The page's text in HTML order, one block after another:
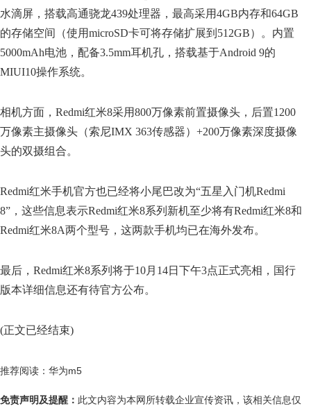
水滴屏，搭载高通骁龙439处理器，最高采用4GB内存和64GB
的存储空间（使用microSD卡可将存储扩展到512GB）。内置
5000mAh电池，配备3.5mm耳机孔，搭载基于Android 9的
MIUI10操作系统。
相机方面，Redmi红米8采用800万像素前置摄像头，后置1200
万像素主摄像头（索尼IMX 363传感器）+200万像素深度摄像
头的双摄组合。
Redmi红米手机官方也已经将小尾巴改为“五星入门机Redmi
8”，这些信息表示Redmi红米8系列新机至少将有Redmi红米8和
Redmi红米8A两个型号，这两款手机均已在海外发布。
最后，Redmi红米8系列将于10月14日下午3点正式亮相，国行
版本详细信息还有待官方公布。
(正文已经结束)
推荐阅读： 华为m5
免责声明及提醒： 此文内容为本网所转载企业宣传资讯，该相关信息仅